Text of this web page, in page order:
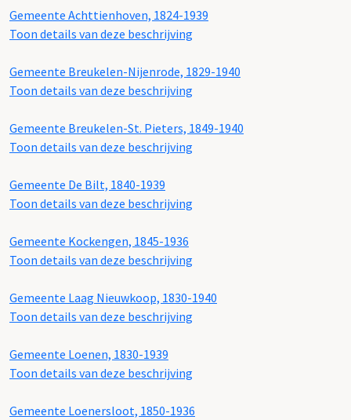
Gemeente Achttienhoven, 1824-1939
Toon details van deze beschrijving
Gemeente Breukelen-Nijenrode, 1829-1940
Toon details van deze beschrijving
Gemeente Breukelen-St. Pieters, 1849-1940
Toon details van deze beschrijving
Gemeente De Bilt, 1840-1939
Toon details van deze beschrijving
Gemeente Kockengen, 1845-1936
Toon details van deze beschrijving
Gemeente Laag Nieuwkoop, 1830-1940
Toon details van deze beschrijving
Gemeente Loenen, 1830-1939
Toon details van deze beschrijving
Gemeente Loenersloot, 1850-1936